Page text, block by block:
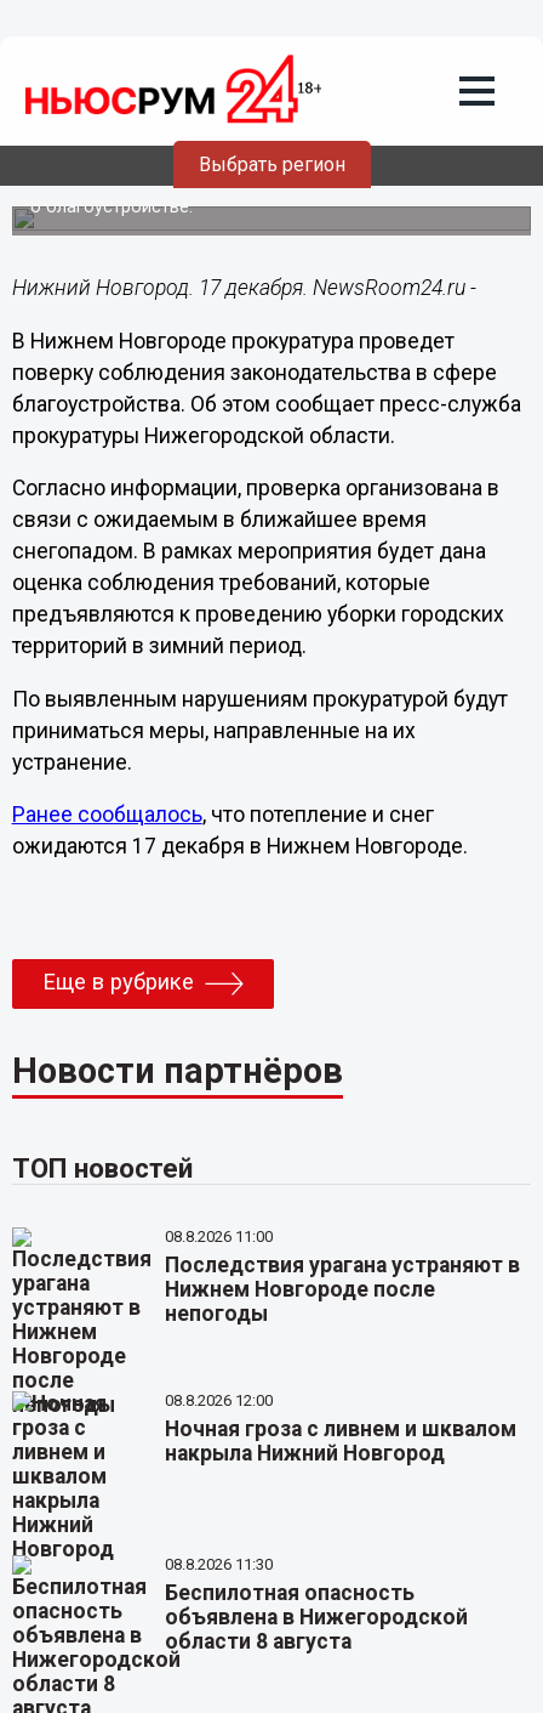
Выбрать регион
17.12.202009:35
Прокуратура взяла под контроль
уборку снега в Нижнем Новгороде
Организована проверка соблюдения законодательства
о благоустройстве.
Нижний Новгород. 17 декабря. NewsRoom24.ru -
В Нижнем Новгороде прокуратура проведет
поверку соблюдения законодательства в сфере
благоустройства. Об этом сообщает пресс-служба
прокуратуры Нижегородской области.
Согласно информации, проверка организована в
связи с ожидаемым в ближайшее время
снегопадом. В рамках мероприятия будет дана
оценка соблюдения требований, которые
предъявляются к проведению уборки городских
территорий в зимний период.
По выявленным нарушениям прокуратурой будут
приниматься меры, направленные на их
устранение.
Ранее сообщалось, что потепление и снег
ожидаются 17 декабря в Нижнем Новгороде.
Еще в рубрике
Новости партнёров
ТОП новостей
08.8.2026 11:00
Последствия урагана устраняют в
Нижнем Новгороде после
непогоды
08.8.2026 12:00
Ночная гроза с ливнем и шквалом
накрыла Нижний Новгород
08.8.2026 11:30
Беспилотная опасность
объявлена в Нижегородской
области 8 августа